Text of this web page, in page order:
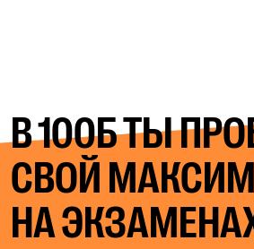
В 100Б ТЫ
СВОЙ
НА